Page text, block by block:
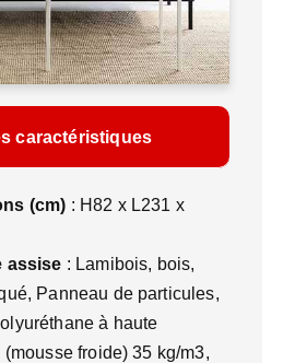
caractéristiques
(cm) : H82 x L231 x
assise : Lamibois, bois,
Panneau de particules,
à haute
froide) 35 kg/m3,